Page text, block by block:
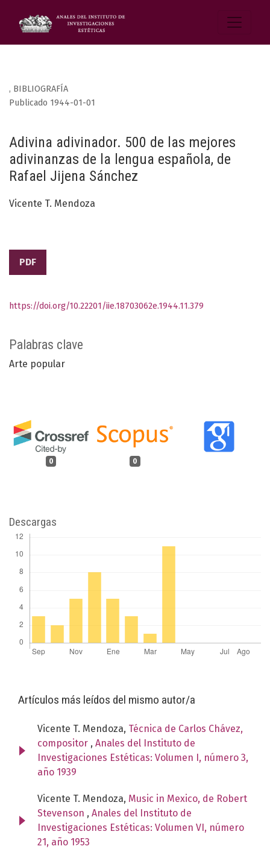
, BIBLIOGRAFÍA
Adivina adivinador. 500 de las mejores
adivinanzas de la lengua española, de
Rafael Jijena Sánchez
Publicado 1944-01-01
Vicente T. Mendoza
PDF
Palabras clave
Arte popular
0 0
https://doi.org/10.22201/iie.18703062e.1944.11.379
Descargas
Artículos más leídos del mismo autor/a
Vicente T. Mendoza, Técnica de Carlos Chávez,
compositor , Anales del Instituto de
Investigaciones Estéticas: Volumen I, número 3,
año 1939
Vicente T. Mendoza, Music in Mexico, de Robert
Stevenson , Anales del Instituto de
Investigaciones Estéticas: Volumen VI, número
21, año 1953